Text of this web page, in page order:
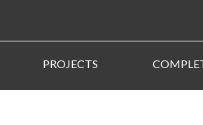
PROJECTS